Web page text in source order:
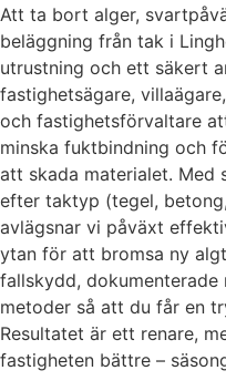
Att ta bort alger,
beläggning från tak i
utrustning och ett säkert
fastighetsägare,
och fastighetsförvaltare
minska fuktbindning och
att skada materialet. Med
efter taktyp (tegel,
avlägsnar vi påväxt
ytan för att bromsa ny
fallskydd, dokumenterade
metoder så att du får en
Resultatet är ett renare,
fastigheten bättre –